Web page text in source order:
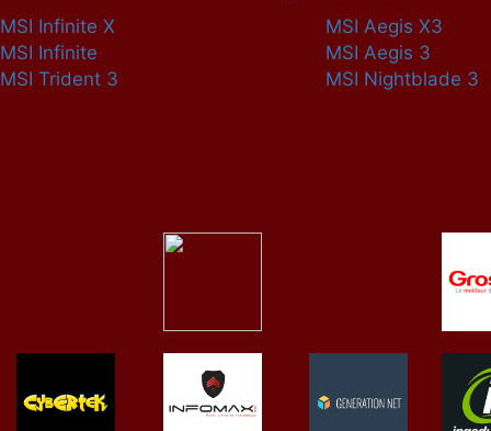
MSI Infinite X
MSI Infinite
MSI Trident 3
MSI Aegis X3
MSI Aegis 3
MSI Nightblade 3